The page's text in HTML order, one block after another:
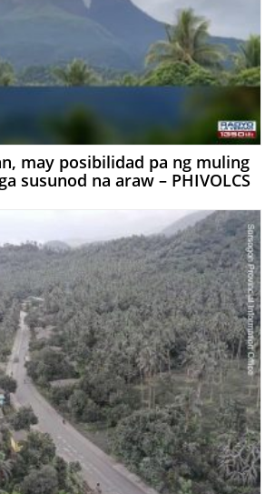
may posibilidad pa ng muling
susunod na araw – PHIVOLCS